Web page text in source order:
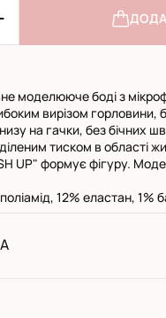
моделююче боді з
вирізом горловини,
на гачки, без бічних
тиском в області
UP" формує фігуру.
12% еластан, 1%